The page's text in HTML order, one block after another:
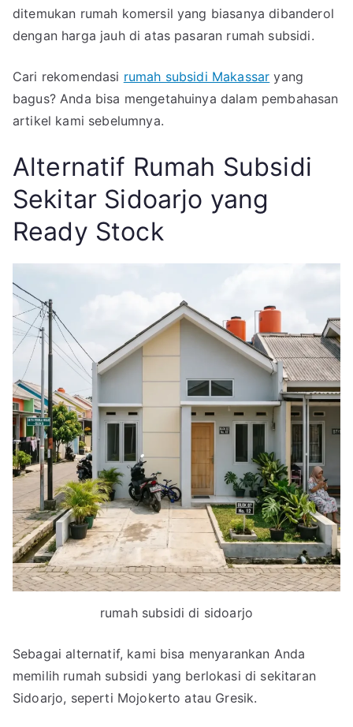
ditemukan rumah komersil yang biasanya dibanderol
dengan harga jauh di atas pasaran rumah subsidi.
Cari rekomendasi rumah subsidi Makassar yang
bagus? Anda bisa mengetahuinya dalam pembahasan
artikel kami sebelumnya.
Alternatif Rumah Subsidi
Sekitar Sidoarjo yang
Ready Stock
rumah subsidi di sidoarjo
Sebagai alternatif, kami bisa menyarankan Anda
memilih rumah subsidi yang berlokasi di sekitaran
Sidoarjo, seperti Mojokerto atau Gresik.